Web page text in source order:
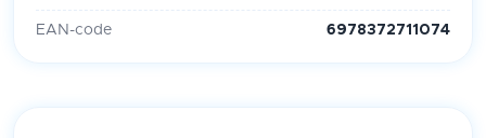
EAN-code 6978372711074